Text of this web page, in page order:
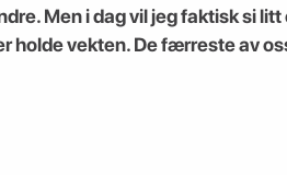
Men i dag vil jeg faktisk si
holde vekten. De færreste av